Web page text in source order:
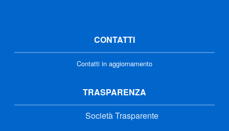
CONTATTI
Contatti in aggiornamento
TRASPARENZA
Società Trasparente